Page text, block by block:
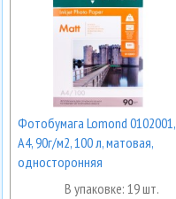
Фотобумага Lomond 0102001,
А4, 90г/м2, 100 л, матовая,
односторонняя
В упаковке: 19 шт.